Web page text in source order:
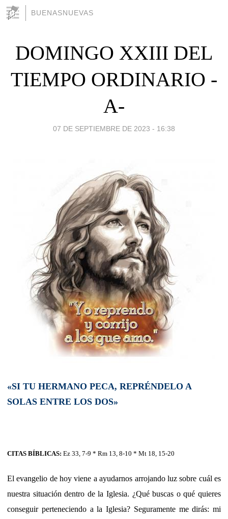
BUENASNUEVAS
DOMINGO XXIII DEL
TIEMPO ORDINARIO -
A-
07 DE SEPTIEMBRE DE 2023 - 16:38
«SI TU HERMANO PECA, REPRÉNDELO A
SOLAS ENTRE LOS DOS»
CITAS BÍBLICAS: Ez 33, 7-9 * Rm 13, 8-10 * Mt 18, 15-20
El evangelio de hoy viene a ayudarnos arrojando luz sobre cuál es
nuestra situación dentro de la Iglesia. ¿Qué buscas o qué quieres
conseguir perteneciendo a la Iglesia? Seguramente me dirás: mi